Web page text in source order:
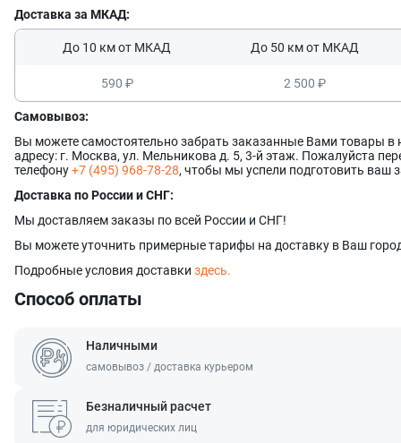
Доставка за МКАД:
До 10 км от МКАД До 50 км от МКАД
590 ₽ 2 500 ₽
Самовывоз:
Вы можете самостоятельно забрать заказанные Вами товары
адресу: г. Москва, ул. Мельникова д. 5, 3-й этаж. Пожалуйста
телефону+7 (495) 968-78-28, чтобы мы успели подготовить ваш
Доставка по России и СНГ:
Мы доставляем заказы по всей России и СНГ!
Вы можете уточнить примерные тарифы на доставку в Ваш
Подробные условия доставки здесь.
Способ оплаты
Наличными
самовывоз / доставка курьером
Безналичный расчет
для юридических лиц